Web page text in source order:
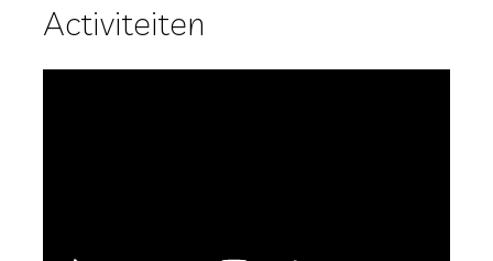
Activiteiten